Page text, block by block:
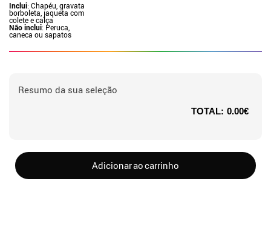
Inclui: Chapéu, gravata
borboleta, jaqueta com
colete e calça
Não inclui: Peruca,
caneca ou sapatos
Resumo da sua seleção
TOTAL: 0.00€
Adicionar ao carrinho